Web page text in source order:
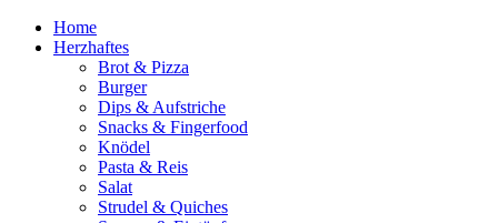
Home
Herzhaftes
Brot & Pizza
Burger
Dips & Aufstriche
Snacks & Fingerfood
Knödel
Pasta & Reis
Salat
Strudel & Quiches